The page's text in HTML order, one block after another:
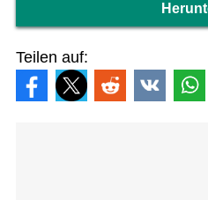
Teilen auf: